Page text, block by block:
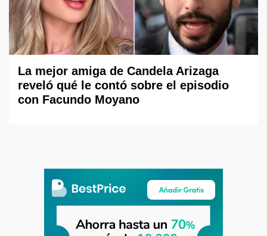
La mejor amiga de Candela Arizaga
reveló qué le contó sobre el episodio
con Facundo Moyano